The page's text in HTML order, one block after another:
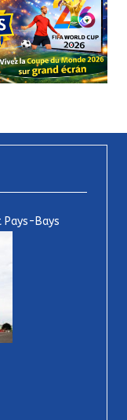
Pays-Bays